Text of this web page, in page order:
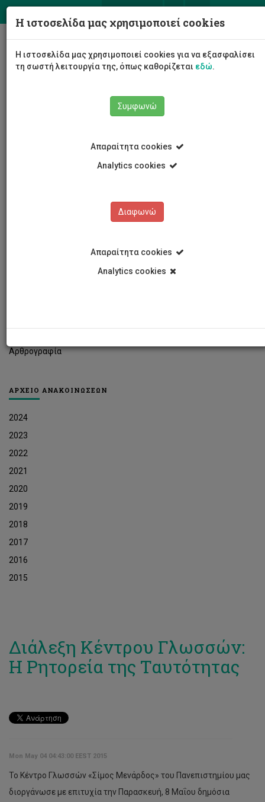
Αρθρογραφία
ΑΡΧΕΙΟ ΑΝΑΚΟΙΝΩΣΕΩΝ
2024
2023
2022
2021
2020
2019
2018
2017
2016
2015
Διάλεξη Κέντρου Γλωσσών:
Η Ρητορεία της Ταυτότητας
Mon May 04 04:43:00 EEST 2015
Το Κέντρο Γλωσσών «Σίμος Μενάρδος» του Πανεπιστημίου μας
διοργάνωσε με επιτυχία την Παρασκευή, 8 Μαΐου δημόσια
Η ιστοσελίδα μας χρησιμοποιεί cookies
Η ιστοσελίδα μας χρησιμοποιεί cookies για να εξασφαλίσει
τη σωστή λειτουργία της, όπως καθορίζεται εδώ.
Συμφωνώ
Απαραίτητα cookies
Analytics cookies
Διαφωνώ
Απαραίτητα cookies
Analytics cookies